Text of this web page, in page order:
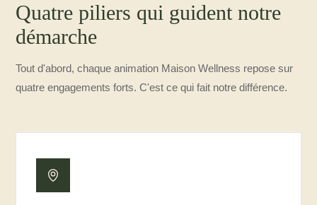
Quatre piliers qui guident notre
démarche
Tout d'abord, chaque animation Maison Wellness repose sur
quatre engagements forts. C'est ce qui fait notre différence.